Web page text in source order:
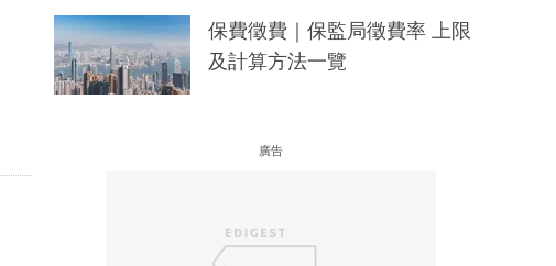
保費徵費｜保監局徵費率 上限
及計算方法一覽
廣告